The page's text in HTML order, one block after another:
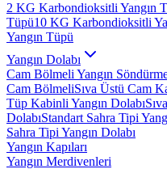
2 KG Karbondioksitli Yangın
Tüpü10 KG Karbondioksitli
Yangın Tüpü
Yangın Dolabı
Cam Bölmeli Yangın
Cam BölmeliSıva Üstü Cam
Tüp Kabinli Yangın Dolabı
DolabıStandart Sahra Tipi
Sahra Tipi Yangın Dolabı
Yangın Kapıları
Yangın Merdivenleri